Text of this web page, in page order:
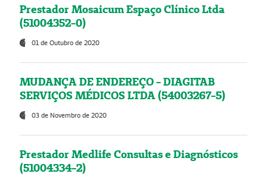
Prestador Mosaicum Espaço Clínico Ltda
(51004352-0)
01 de Outubro de 2020
MUDANÇA DE ENDEREÇO - DIAGITAB
SERVIÇOS MÉDICOS LTDA (54003267-5)
03 de Novembro de 2020
Prestador Medlife Consultas e Diagnósticos
(51004334-2)